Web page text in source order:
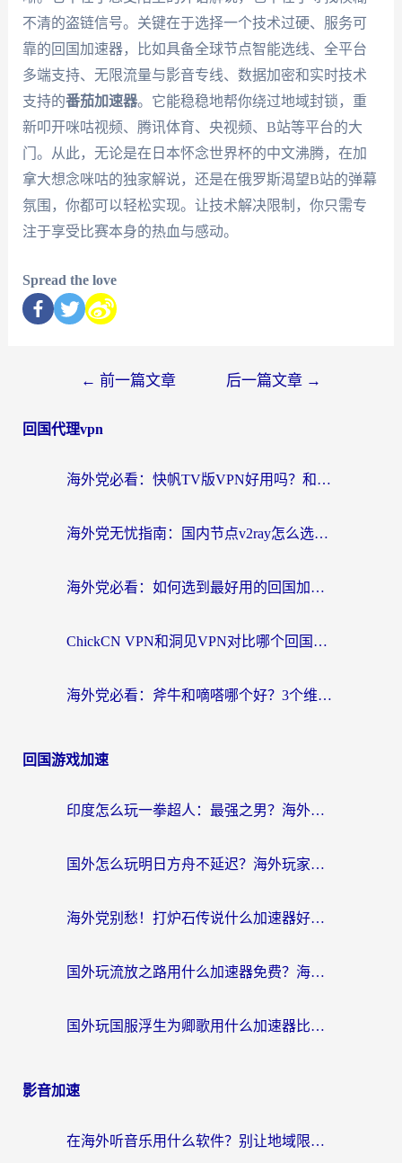
不清的盗链信号。关键在于选择一个技术过硬、服务可
靠的回国加速器，比如具备全球节点智能选线、全平台
多端支持、无限流量与影音专线、数据加密和实时技术
支持的番茄加速器。它能稳稳地帮你绕过地域封锁，重
新叩开咪咕视频、腾讯体育、央视频、B站等平台的大
门。从此，无论是在日本怀念世界杯的中文沸腾，在加
拿大想念咪咕的独家解说，还是在俄罗斯渴望B站的弹幕
氛围，你都可以轻松实现。让技术解决限制，你只需专
注于享受比赛本身的热血与感动。
Spread the love
← 前一篇文章 后一篇文章 →
回国代理vpn
海外党必看：快帆TV版VPN好用吗？和快游VPN对比哪个回国效果更好？附实用避坑指南
海外党无忧指南：国内节点v2ray怎么选？一键回国VPN+多场景实测帮你避坑
海外党必看：如何选到最好用的回国加速器？从节点到售后的全维度指南
ChickCN VPN和洞见VPN对比哪个回国效果更好？海外党亲测3款加速器+避坑指南
海外党必看：斧牛和嘀嗒哪个好？3个维度教你选对回国加速器
回国游戏加速
印度怎么玩一拳超人：最强之男？海外党国服游戏加速避坑指南
国外怎么玩明日方舟不延迟？海外玩家国服游戏加速终极指南（附DNF梦幻诛仙解决方案）
海外党别愁！打炉石传说什么加速器好用？3个实用技巧解决国服游戏卡顿
国外玩流放之路用什么加速器免费？海外党亲测有效的国服游戏加速指南
国外玩国服浮生为卿歌用什么加速器比较好？海外党亲测不踩坑指南
影音加速
在海外听音乐用什么软件？别让地域限制断了你的华语歌单